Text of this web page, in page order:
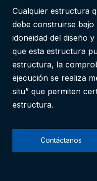
Cualquier estructura
debe construirse
idoneidad del diseño
que esta estructura
estructura, la
ejecución se realiza
situ” que permiten
estructura.
Contáctanos